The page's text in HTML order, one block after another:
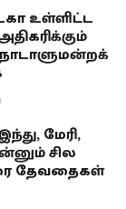
உள்ளிட்ட
மேரி,
சில
தேவதைகள்